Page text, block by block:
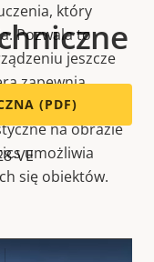
który
Pozwala to
jeszcze
zapewnia
szybkie, łatwe
na obrazie
umożliwia
się obiektów.
(PDF)
VE